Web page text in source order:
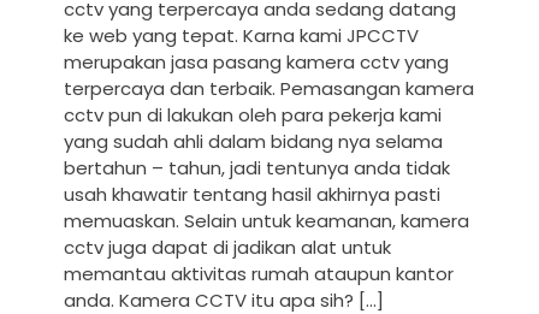
cctv yang terpercaya anda sedang datang
ke web yang tepat. Karna kami JPCCTV
merupakan jasa pasang kamera cctv yang
terpercaya dan terbaik. Pemasangan kamera
cctv pun di lakukan oleh para pekerja kami
yang sudah ahli dalam bidang nya selama
bertahun – tahun, jadi tentunya anda tidak
usah khawatir tentang hasil akhirnya pasti
memuaskan. Selain untuk keamanan, kamera
cctv juga dapat di jadikan alat untuk
memantau aktivitas rumah ataupun kantor
anda. Kamera CCTV itu apa sih? […]